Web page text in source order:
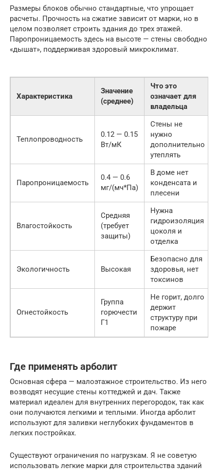
Размеры блоков обычно стандартные, что упрощает
расчеты. Прочность на сжатие зависит от марки, но в
целом позволяет строить здания до трех этажей.
Паропроницаемость здесь на высоте — стены свободно
«дышат», поддерживая здоровый микроклимат.
Характеристика
Значение
(среднее)
Что это
означает для
владельца
Теплопроводность
0.12 — 0.15
Вт/мК
Стены не
нужно
дополнительно
утеплять
Паропроницаемость
0.4 — 0.6
мг/(мч*Па)
В доме нет
конденсата и
плесени
Влагостойкость
Средняя
(требует
защиты)
Нужна
гидроизоляция
цоколя и
отделка
Экологичность Высокая
Безопасно для
здоровья, нет
токсинов
Огнестойкость
Группа
горючести
Г1
Не горит, долго
держит
структуру при
пожаре
Где применять арболит
Основная сфера — малоэтажное строительство. Из него
возводят несущие стены коттеджей и дач. Также
материал идеален для внутренних перегородок, так как
они получаются легкими и теплыми. Иногда арболит
используют для заливки неглубоких фундаментов в
легких постройках.
Существуют ограничения по нагрузкам. Я не советую
использовать легкие марки для строительства зданий